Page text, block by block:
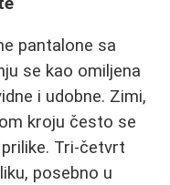
pantalone sa
se kao omiljena
i udobne. Zimi,
kroju često se
Tri-četvrt
posebno u